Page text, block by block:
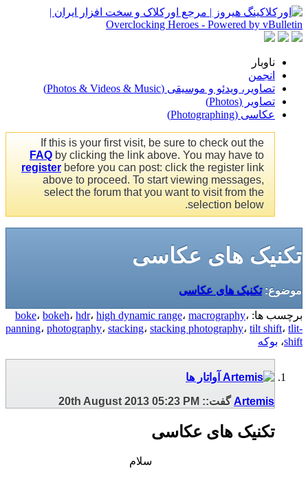
ناوبار
انجمن
تصاویر، ویدئو و موسیقی (Photos & Videos & Music)
تصاویر (Photos)
عکاسی (Photographing)
If this is your first visit, be sure to check out the
FAQ by clicking the link above. You may have to
register before you can post: click the register link
above to proceed. To start viewing messages,
select the forum that you want to visit from the
selection below.
تکنیک های عکاسی
موضوع:تکنیک های عکاسی
برچسب ها: boke، bokeh، hdr، high dynamic range، macrography،
panning، photography، stacking، stacking photography، tilt shift، tlit-
shift، بوکه
Artemis گفت:: 20th August 2013 05:23 PM
تکنیک های عکاسی
سلام